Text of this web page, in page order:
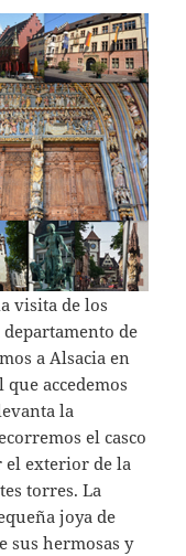
visita de los
de
a Alsacia en
accedemos
la
el casco
el exterior de la
torres. La
joya de
sus hermosas y